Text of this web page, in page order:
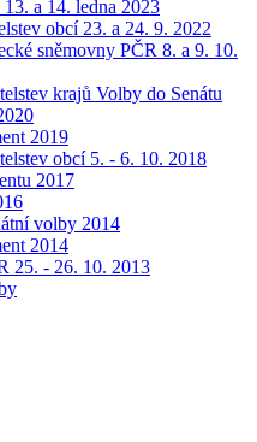
a 14. ledna 2023
obcí 23. a 24. 9. 2022
sněmovny PČR 8. a 9. 10.
krajů Volby do Senátu
2019
obcí 5. - 6. 10. 2018
2017
volby 2014
2014
25. - 26. 10. 2013